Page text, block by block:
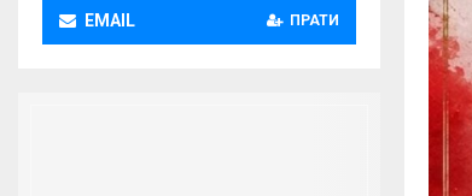
EMAIL ПРАТИ